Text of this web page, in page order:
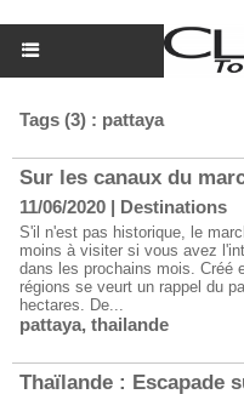
Tags (3) : pattaya
Sur les canaux du
11/06/2020 | Destinations
S'il n'est pas historique, le
moins à visiter si vous avez
dans les prochains mois. Créé
régions se veurt un rappel du
hectares. De...
pattaya, thailande
Thaïlande : Escapade